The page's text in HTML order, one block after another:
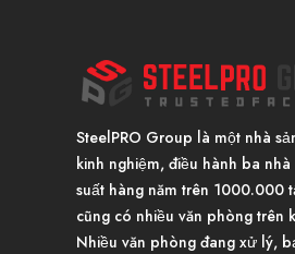
SteelPRO Group là một nhà
kinh nghiệm, điều hành ba
suất hàng năm trên 1000.000
cũng có nhiều văn phòng trên
Nhiều văn phòng đang xử lý,